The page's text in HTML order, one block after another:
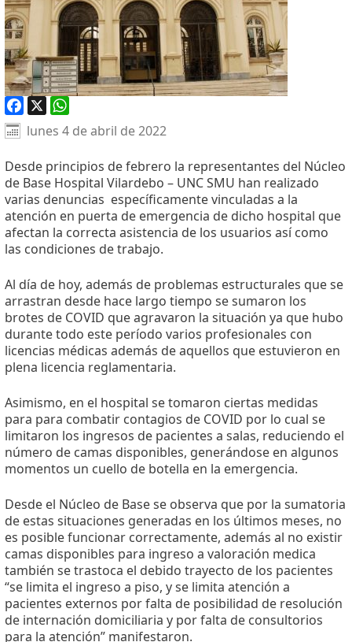
Facebook
X WhatsApp
lunes 4 de abril de 2022
Desde principios de febrero la representantes del Núcleo
de Base Hospital Vilardebo – UNC SMU han realizado
varias denuncias específicamente vinculadas a la
atención en puerta de emergencia de dicho hospital que
afectan la correcta asistencia de los usuarios así como
las condiciones de trabajo.
Al día de hoy, además de problemas estructurales que se
arrastran desde hace largo tiempo se sumaron los
brotes de COVID que agravaron la situación ya que hubo
durante todo este período varios profesionales con
licencias médicas además de aquellos que estuvieron en
plena licencia reglamentaria.
Asimismo, en el hospital se tomaron ciertas medidas
para para combatir contagios de COVID por lo cual se
limitaron los ingresos de pacientes a salas, reduciendo el
número de camas disponibles, generándose en algunos
momentos un cuello de botella en la emergencia.
Desde el Núcleo de Base se observa que por la sumatoria
de estas situaciones generadas en los últimos meses, no
es posible funcionar correctamente, además al no existir
camas disponibles para ingreso a valoración medica
también se trastoca el debido trayecto de los pacientes
“se limita el ingreso a piso, y se limita atención a
pacientes externos por falta de posibilidad de resolución
de internación domiciliaria y por falta de consultorios
para la atención” manifestaron.